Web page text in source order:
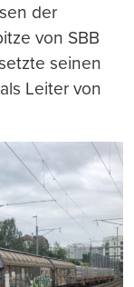
der
von SBB
seinen
Leiter von